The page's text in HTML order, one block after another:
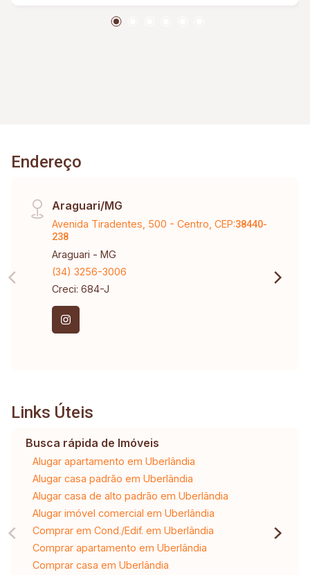
Endereço
Araguari/MG
Avenida Tiradentes, 500 - Centro, CEP:38440-
238
Araguari - MG
(34) 3256-3006
Creci: 684-J
Links Úteis
Busca rápida de Imóveis
Alugar apartamento em Uberlândia
Alugar casa padrão em Uberlândia
Alugar casa de alto padrão em Uberlândia
Alugar imóvel comercial em Uberlândia
Comprar em Cond./Edif. em Uberlândia
Comprar apartamento em Uberlândia
Comprar casa em Uberlândia